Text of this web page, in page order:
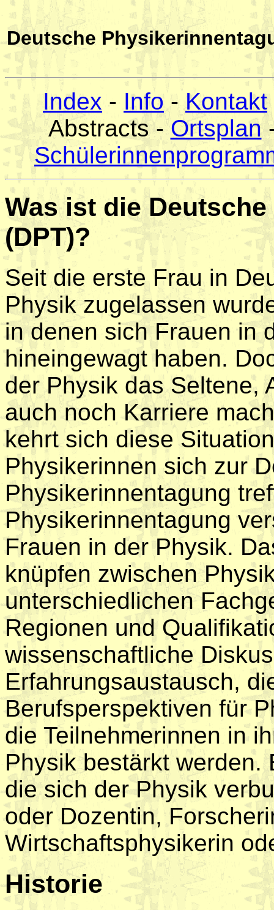
Deutsche
Index - Info - Kontakt
Abstracts - Ortsplan
Was ist die
(DPT)?
Seit die erste Frau in
Physik zugelassen
in denen sich Frauen in
hineingewagt haben.
der Physik das Seltene,
auch noch Karriere
kehrt sich diese
Physikerinnen sich zur
Physikerinnentagung
Physikerinnentagung
Frauen in der Physik.
knüpfen zwischen
unterschiedlichen
Regionen und
wissenschaftliche
Erfahrungsaustausch,
Berufsperspektiven für
die Teilnehmerinnen in
Physik bestärkt werden.
die sich der Physik
oder Dozentin,
Wirtschaftsphysikerin
Historie